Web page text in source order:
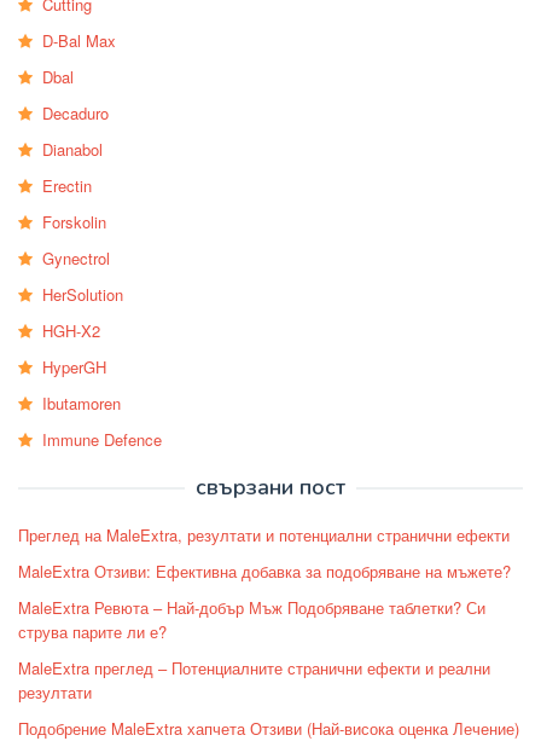
D-Bal Max
Dbal
Decaduro
Dianabol
Erectin
Forskolin
Gynectrol
HerSolution
HGH-X2
HyperGH
Ibutamoren
Immune Defence
свързани пост
Преглед на MaleExtra, резултати и потенциални странични ефекти
MaleExtra Отзиви: Ефективна добавка за подобряване на мъжете?
MaleExtra Ревюта – Най-добър Мъж Подобряване таблетки? Си
струва парите ли е?
MaleExtra преглед – Потенциалните странични ефекти и реални
резултати
Подобрение MaleExtra хапчета Отзиви (Най-висока оценка Лечение)